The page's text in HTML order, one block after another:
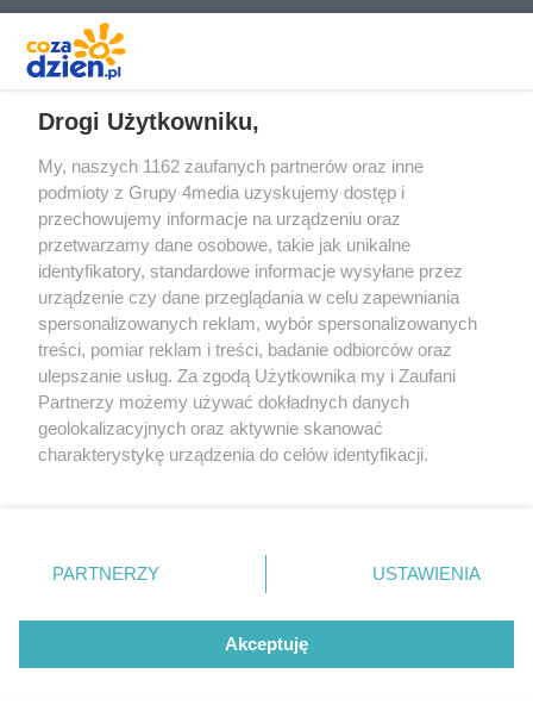
Prywatność Reklama Redakcja Praca Kielce
Facebook.com
Youtube.com
Drogi Użytkowniku,
My, naszych 1162 zaufanych partnerów oraz inne
podmioty z Grupy 4media uzyskujemy dostęp i
przechowujemy informacje na urządzeniu oraz
przetwarzamy dane osobowe, takie jak unikalne
identyfikatory, standardowe informacje wysyłane przez
urządzenie czy dane przeglądania w celu zapewniania
spersonalizowanych reklam, wybór spersonalizowanych
treści, pomiar reklam i treści, badanie odbiorców oraz
ulepszanie usług. Za zgodą Użytkownika my i Zaufani
Partnerzy możemy używać dokładnych danych
geolokalizacyjnych oraz aktywnie skanować
charakterystykę urządzenia do celów identyfikacji.
zmienić/wycofać klikając przycisk ustawień prywatności
znajdujący się w lewym dolnym rogu strony
. Niektóre
użytkownika, ale masz prawo sprzeciwić się takiemu
przetwarzaniu. Preferencje będą miały zastosowania tylko
PARTNERZY USTAWIENIA
Akceptuję